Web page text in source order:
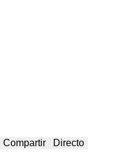
Compartir Directo